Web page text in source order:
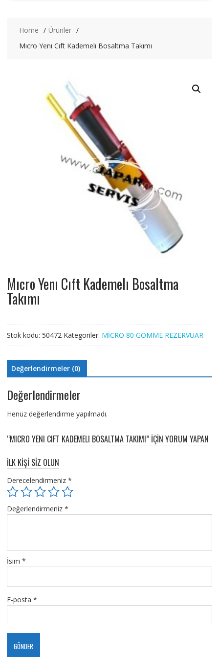
Home
Ürünler
Mıcro Yenı Cıft Kademelı Bosaltma Takımı
Mıcro Yenı Cıft Kademelı Bosaltma
Takımı
Stok kodu: 50472 Kategoriler: MİCRO 80 GÖMME REZERVUAR
Değerlendirmeler (0)
Değerlendirmeler
Henüz değerlendirme yapılmadı.
“MICRO YENI CIFT KADEMELI BOSALTMA TAKIMI” IÇIN YORUM YAPAN
ILK KIŞI SIZ OLUN
Derecelendirmeniz *
Değerlendirmeniz *
İsim *
E-posta *